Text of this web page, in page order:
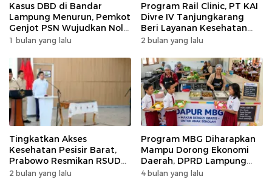
Kasus DBD di Bandar
Lampung Menurun, Pemkot
Genjot PSN Wujudkan Nol
Kematian
1 bulan yang lalu
Program Rail Clinic, PT KAI
Divre IV Tanjungkarang
Beri Layanan Kesehatan
Gratis 250 Warga
2 bulan yang lalu
Tingkatkan Akses
Kesehatan Pesisir Barat,
Prabowo Resmikan RSUD
KH Muhammad Thohir
2 bulan yang lalu
Program MBG Diharapkan
Mampu Dorong Ekonomi
Daerah, DPRD Lampung
Tekankan Pemanfaatan
4 bulan yang lalu